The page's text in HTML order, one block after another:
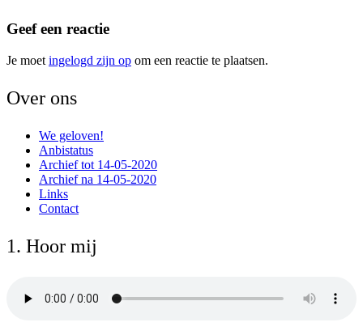
Geef een reactie
Je moet ingelogd zijn op om een reactie te plaatsen.
Over ons
We geloven!
Anbistatus
Archief tot 14-05-2020
Archief na 14-05-2020
Links
Contact
1. Hoor mij